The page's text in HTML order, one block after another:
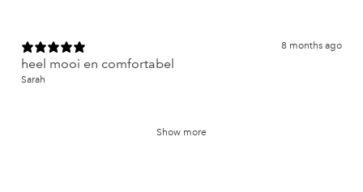
8 months ago
heel mooi en comfortabel
Sarah
Show more